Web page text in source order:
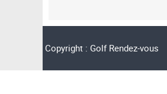
Copyright : Golf Rendez-vous